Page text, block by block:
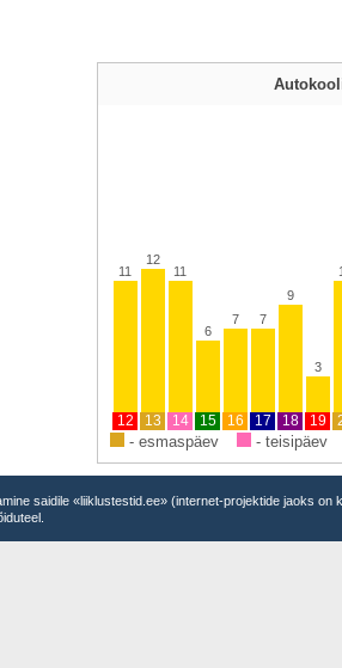
11
12
12
13
11
14
6
15
7
16
7
17
9
18
3
19
- esmaspäev - teisipäev
saidile «liiklustestid.ee» (internet-projektide jaoks on